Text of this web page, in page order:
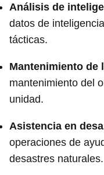
Análisis de
datos de
tácticas.
Mantenimiento de
mantenimiento del
unidad.
Asistencia en
operaciones de
desastres naturales.